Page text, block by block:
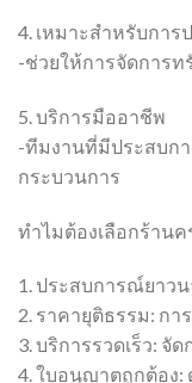
4. เหมาะสำหรับการ
-ช่วยให้การจัดการท
5. บริการมืออาชีพ
-ทีมงานที่มีประสบก
กระบวนการ
ทำไมต้องเลือกร้าน
1. ประสบการณ์ยาวน
2. ราคายุติธรรม: ก
3. บริการรวดเร็ว:
4. ใบอนุญาตถูกต้อง: